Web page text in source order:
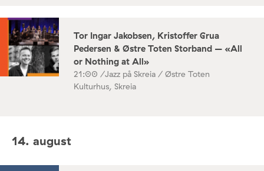
Tor Ingar Jakobsen, Kristoffer Grua
Pedersen & Østre Toten Storband – «All
or Nothing at All»
21:00 /Jazz på Skreia / Østre Toten
Kulturhus, Skreia
14. august